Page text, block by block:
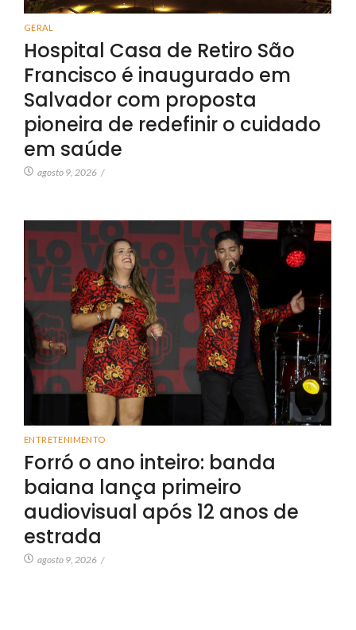
GERAL
Hospital Casa de Retiro São
Francisco é inaugurado em
Salvador com proposta
pioneira de redefinir o cuidado
em saúde
agosto 9, 2026 /
ENTRETENIMENTO
Forró o ano inteiro: banda
baiana lança primeiro
audiovisual após 12 anos de
estrada
agosto 9, 2026 /